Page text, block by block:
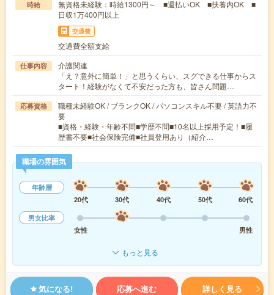
時給
無資格未経験：時給1300円～ ■週払いOK ■扶養内OK ■
日収1万400円以上
交通費
交通費全額支給
仕事内容
介護関連
「え？意外に簡単！」と思うくらい、スグできる仕事からス
タート！経験がなくて不安だった方も、皆さん問題…
応募資格
職種未経験OK / ブランクOK / パソコンスキル不要 / 英語力不
要
■資格・経験・年齢不問■学歴不問■10名以上採用予定！■履
歴書不要■社会保険完備■社員登用あり（紹介…
職場の雰囲気
年齢層
20代
30代 40代 50代
60代
男女比率
女性
男性
もっと見る
気になる! 応募へ進む 詳しく見る